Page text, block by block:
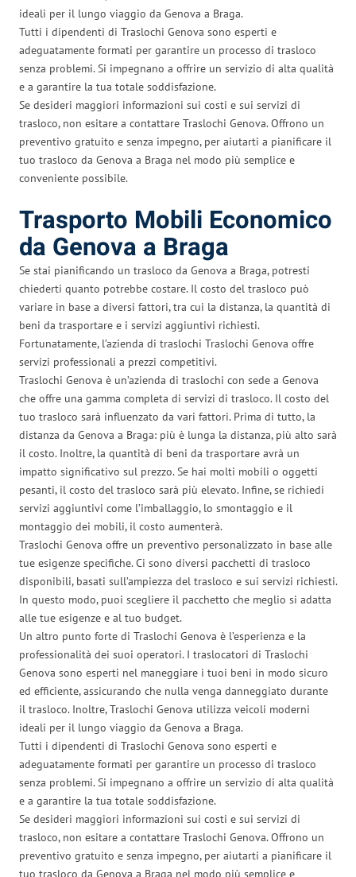
ideali per il lungo viaggio da Genova a Braga.
Tutti i dipendenti di Traslochi Genova sono esperti e
adeguatamente formati per garantire un processo di trasloco
senza problemi. Si impegnano a offrire un servizio di alta qualità
e a garantire la tua totale soddisfazione.
Se desideri maggiori informazioni sui costi e sui servizi di
trasloco, non esitare a contattare Traslochi Genova. Offrono un
preventivo gratuito e senza impegno, per aiutarti a pianificare il
tuo trasloco da Genova a Braga nel modo più semplice e
conveniente possibile.
Trasporto Mobili Economico
da Genova a Braga
Se stai pianificando un trasloco da Genova a Braga, potresti
chiederti quanto potrebbe costare. Il costo del trasloco può
variare in base a diversi fattori, tra cui la distanza, la quantità di
beni da trasportare e i servizi aggiuntivi richiesti.
Fortunatamente, l’azienda di traslochi Traslochi Genova offre
servizi professionali a prezzi competitivi.
Traslochi Genova è un’azienda di traslochi con sede a Genova
che offre una gamma completa di servizi di trasloco. Il costo del
tuo trasloco sarà influenzato da vari fattori. Prima di tutto, la
distanza da Genova a Braga: più è lunga la distanza, più alto sarà
il costo. Inoltre, la quantità di beni da trasportare avrà un
impatto significativo sul prezzo. Se hai molti mobili o oggetti
pesanti, il costo del trasloco sarà più elevato. Infine, se richiedi
servizi aggiuntivi come l’imballaggio, lo smontaggio e il
montaggio dei mobili, il costo aumenterà.
Traslochi Genova offre un preventivo personalizzato in base alle
tue esigenze specifiche. Ci sono diversi pacchetti di trasloco
disponibili, basati sull’ampiezza del trasloco e sui servizi richiesti.
In questo modo, puoi scegliere il pacchetto che meglio si adatta
alle tue esigenze e al tuo budget.
Un altro punto forte di Traslochi Genova è l’esperienza e la
professionalità dei suoi operatori. I traslocatori di Traslochi
Genova sono esperti nel maneggiare i tuoi beni in modo sicuro
ed efficiente, assicurando che nulla venga danneggiato durante
il trasloco. Inoltre, Traslochi Genova utilizza veicoli moderni
ideali per il lungo viaggio da Genova a Braga.
Tutti i dipendenti di Traslochi Genova sono esperti e
adeguatamente formati per garantire un processo di trasloco
senza problemi. Si impegnano a offrire un servizio di alta qualità
e a garantire la tua totale soddisfazione.
Se desideri maggiori informazioni sui costi e sui servizi di
trasloco, non esitare a contattare Traslochi Genova. Offrono un
preventivo gratuito e senza impegno, per aiutarti a pianificare il
tuo trasloco da Genova a Braga nel modo più semplice e